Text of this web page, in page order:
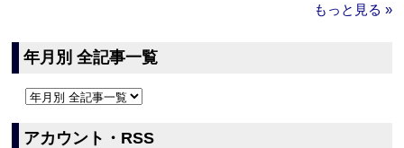
もっと見る »
年月別 全記事一覧
アカウント・RSS